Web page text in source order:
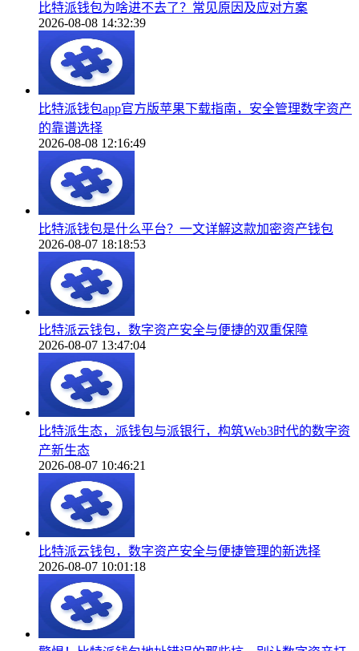
比特派钱包为啥进不去了？常见原因及应对方案
2026-08-08 14:32:39
比特派钱包app官方版苹果下载指南，安全管理数字资产
的靠谱选择
2026-08-08 12:16:49
比特派钱包是什么平台？一文详解这款加密资产钱包
2026-08-07 18:18:53
比特派云钱包，数字资产安全与便捷的双重保障
2026-08-07 13:47:04
比特派生态，派钱包与派银行，构筑Web3时代的数字资
产新生态
2026-08-07 10:46:21
比特派云钱包，数字资产安全与便捷管理的新选择
2026-08-07 10:01:18